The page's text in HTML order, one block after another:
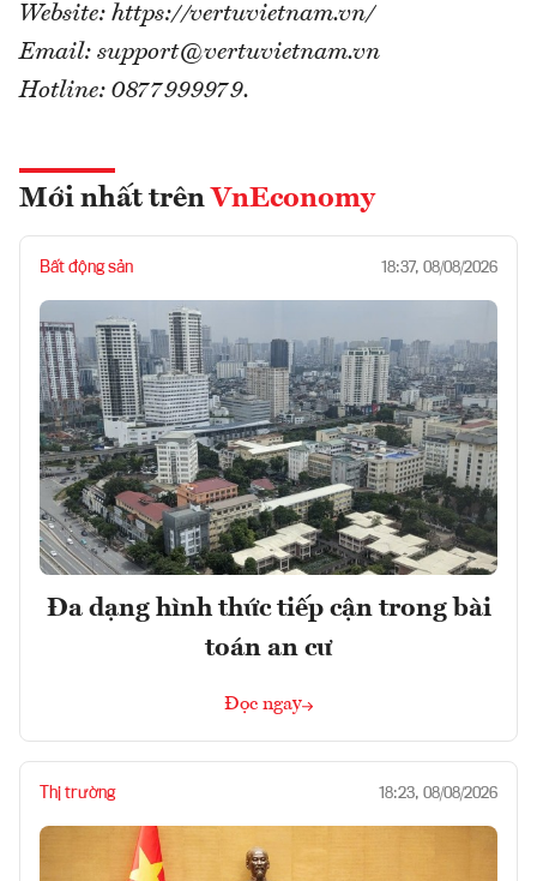
Website: https://vertuvietnam.vn/
Email: support@vertuvietnam.vn
Hotline: 0877999979.
Mới nhất trên VnEconomy
Bất động sản 18:37, 08/08/2026
Đa dạng hình thức tiếp cận trong bài
toán an cư
Đọc ngay
Thị trường 18:23, 08/08/2026